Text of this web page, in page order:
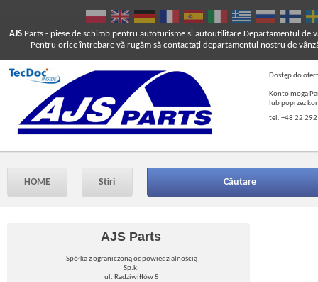
AJS Parts - piese de schimb pentru autoturisme si autoutilitare
Pentru orice întrebare vă rugăm să contactaţi departamentul nostru de
Departamentul de
Dostęp do
Konto mogą
lub poprzez
tel. +48 22
HOME Stiri Căutare
AJS Parts
Spółka z ograniczoną odpowiedzialnością
Sp.k.
ul. Radziwiłłów 5